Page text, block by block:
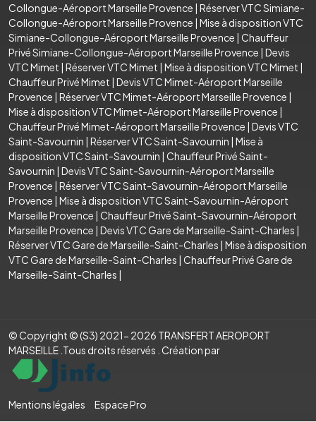
Collongue-Aéroport Marseille Provence | Réserver VTC Simiane-
Collongue-Aéroport Marseille Provence | Mise à disposition VTC
Simiane-Collongue-Aéroport Marseille Provence | Chauffeur
Privé Simiane-Collongue-Aéroport Marseille Provence | Devis
VTC Mimet | Réserver VTC Mimet | Mise à disposition VTC Mimet |
Chauffeur Privé Mimet | Devis VTC Mimet-Aéroport Marseille
Provence | Réserver VTC Mimet-Aéroport Marseille Provence |
Mise à disposition VTC Mimet-Aéroport Marseille Provence |
Chauffeur Privé Mimet-Aéroport Marseille Provence | Devis VTC
Saint-Savournin | Réserver VTC Saint-Savournin | Mise à
disposition VTC Saint-Savournin | Chauffeur Privé Saint-
Savournin | Devis VTC Saint-Savournin-Aéroport Marseille
Provence | Réserver VTC Saint-Savournin-Aéroport Marseille
Provence | Mise à disposition VTC Saint-Savournin-Aéroport
Marseille Provence | Chauffeur Privé Saint-Savournin-Aéroport
Marseille Provence | Devis VTC Gare de Marseille-Saint-Charles |
Réserver VTC Gare de Marseille-Saint-Charles | Mise à disposition
VTC Gare de Marseille-Saint-Charles | Chauffeur Privé Gare de
Marseille-Saint-Charles |
© Copyright © (S3) 2021- 2026 TRANSFERT AEROPORT
MARSEILLE .Tous droits réservés . Création par
Mentions légales Espace Pro